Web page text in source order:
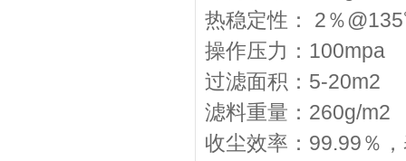
热稳定性： 2％
操作压力：100mpa
过滤面积：5-20m2
滤料重量：260g/m2
收尘效率：99.99％